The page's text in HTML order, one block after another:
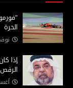
الحرة
نوفمبر
إذا
الرقص